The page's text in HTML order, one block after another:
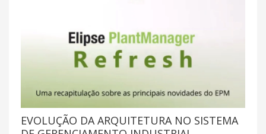
EVOLUÇÃO DA ARQUITETURA NO SISTEMA